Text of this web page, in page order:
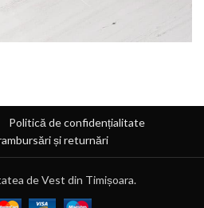
Politică de confidențialitate
și returnări
de Vest din Timișoara.